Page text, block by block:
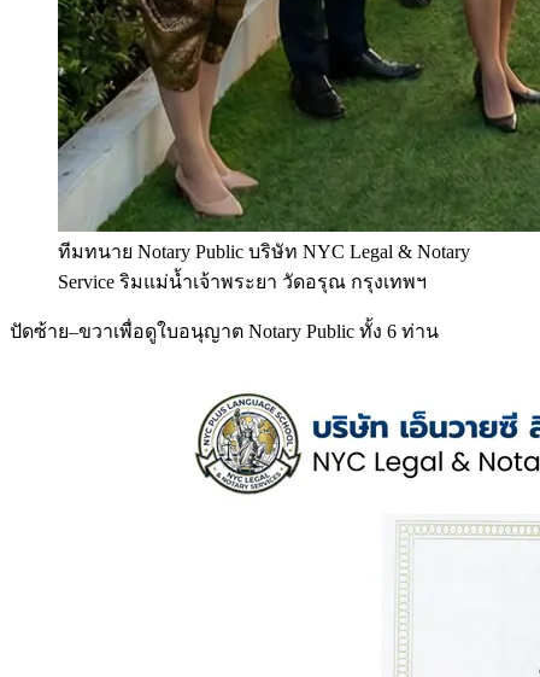
ทีมทนาย Notary Public บริษัท NYC Legal & Notary
Service ริมแม่น้ำเจ้าพระยา วัดอรุณ กรุงเทพฯ
ปัดซ้าย–ขวาเพื่อดูใบอนุญาต Notary Public ทั้ง 6 ท่าน